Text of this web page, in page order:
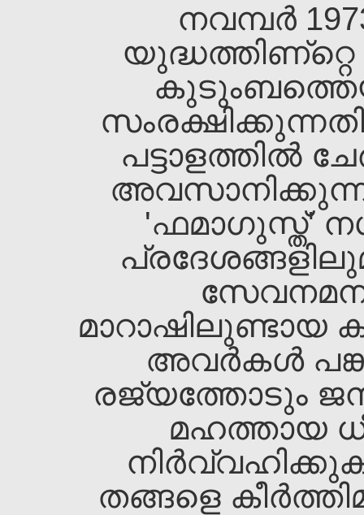
നവമ്പര്‍
പട്ടാളത്തില്‍
'ഫമാഗുസ്ത്‌'
മാറാഷിലുണ്ടായ
അവര്‍കള്‍
രജ്യത്തോടും
മഹത്തായ
തങ്ങളെ